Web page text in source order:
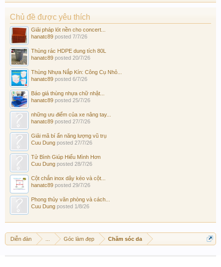
Chủ đề được yêu thích
Giải pháp lót nền cho concert...
hanatc89 posted 7/7/26
Thùng rác HDPE dung tích 80L
hanatc89 posted 20/7/26
Thùng Nhựa Nắp Kín: Công Cụ Nhỏ...
hanatc89 posted 6/7/26
Báo giá thùng nhựa chữ nhật...
hanatc89 posted 25/7/26
những ưu điểm của xe nâng tay...
hanatc89 posted 27/7/26
Giải mã bí ẩn năng lượng vũ trụ
Cuu Dung posted 27/7/26
Tử Bình Giúp Hiểu Mình Hơn
Cuu Dung posted 28/7/26
Cột chắn inox dây kéo và cột...
hanatc89 posted 29/7/26
Phong thủy văn phòng và cách...
Cuu Dung posted 1/8/26
Diễn đàn ... Góc làm đẹp Chăm sóc da